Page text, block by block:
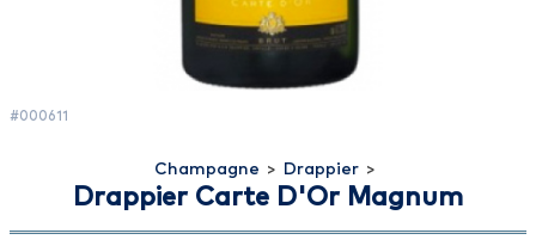
#000611
Champagne > Drappier >
Drappier Carte D'Or Magnum